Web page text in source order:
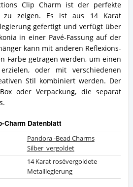
Clip Charm ist der perfekte
zu zeigen. Es ist aus 14 Karat
gefertigt und verfügt über
in einer Pavé-Fassung auf der
kann mit anderen Reflexions-
Farbe getragen werden, um einen
oder mit verschiedenen
Stil kombiniert werden. Der
oder Verpackung, die separat
Charm Datenblatt
Pandora -Bead Charms
Silber_vergoldet
14 Karat rosévergoldete
Metalllegierung